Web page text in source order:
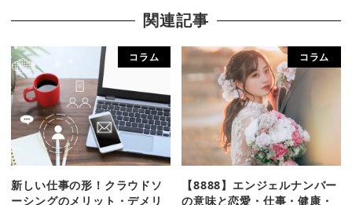
関連記事
コラム
新しい仕事の形！クラウドソ
ーシングのメリット・デメリ
コラム
【8888】エンジェルナンバー
の意味と恋愛・仕事・健康・